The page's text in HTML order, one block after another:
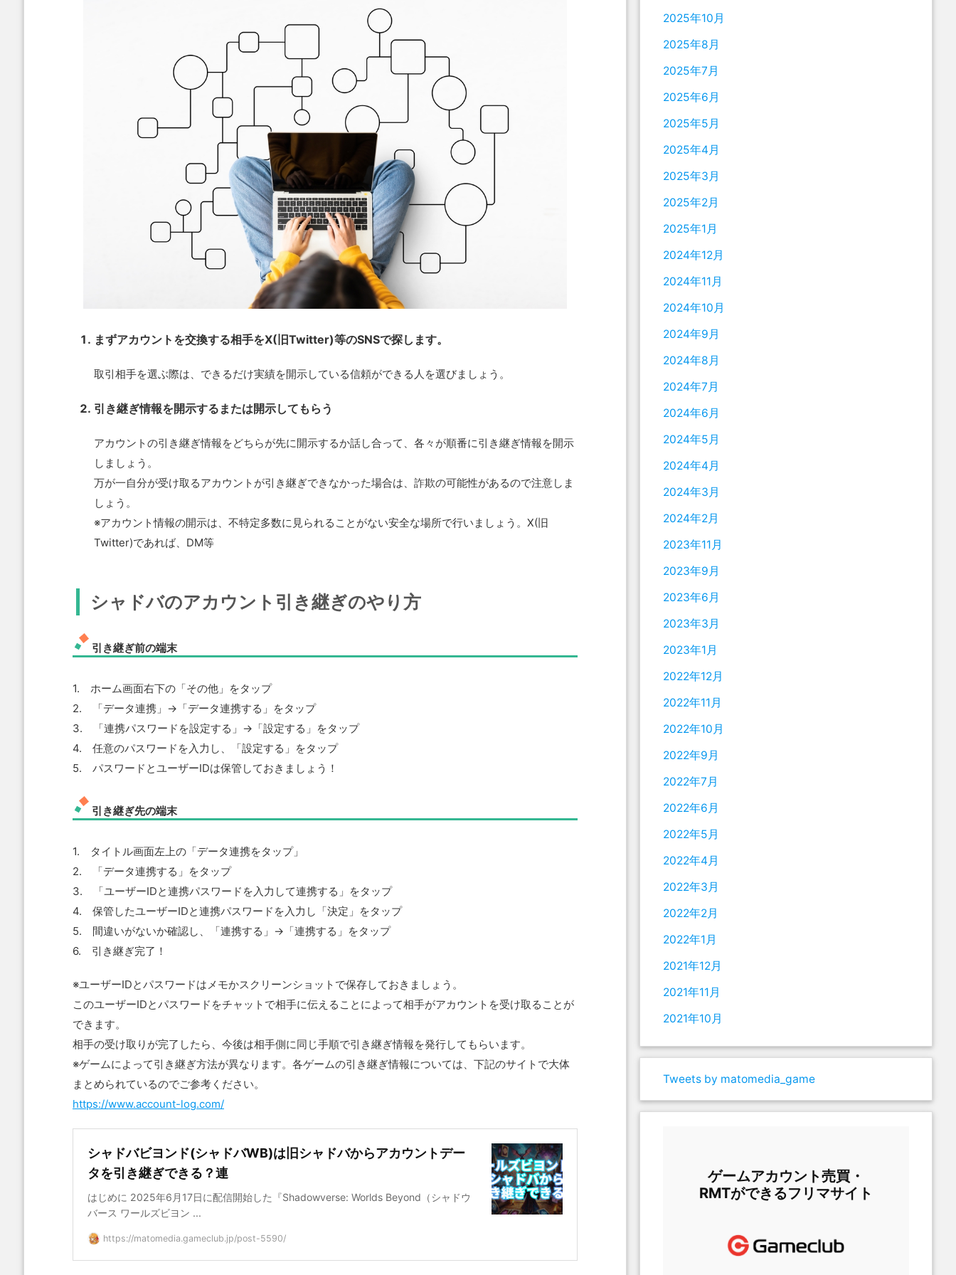
まずアカウントを交換する相手をX(旧Twitter)等のSNSで探します。
取引相手を選ぶ際は、できるだけ実績を開示している信頼ができる人を選びましょう。
引き継ぎ情報を開示するまたは開示してもらう
アカウントの引き継ぎ情報をどちらが先に開示するか話し合って、各々が順番に引き継ぎ情報を開示
しましょう。
万が一自分が受け取るアカウントが引き継ぎできなかった場合は、詐欺の可能性があるので注意しま
しょう。
※アカウント情報の開示は、不特定多数に見られることがない安全な場所で行いましょう。X(旧
Twitter)であれば、DM等
シャドバのアカウント引き継ぎのやり方
引き継ぎ前の端末
1. ホーム画面右下の「その他」をタップ
2. 「データ連携」→「データ連携する」をタップ
3. 「連携パスワードを設定する」→「設定する」をタップ
4. 任意のパスワードを入力し、「設定する」をタップ
5. パスワードとユーザーIDは保管しておきましょう！
引き継ぎ先の端末
1. タイトル画面左上の「データ連携をタップ」
2. 「データ連携する」をタップ
3. 「ユーザーIDと連携パスワードを入力して連携する」をタップ
4. 保管したユーザーIDと連携パスワードを入力し「決定」をタップ
5. 間違いがないか確認し、「連携する」→「連携する」をタップ
6. 引き継ぎ完了！
※ユーザーIDとパスワードはメモかスクリーンショットで保存しておきましょう。
このユーザーIDとパスワードをチャットで相手に伝えることによって相手がアカウントを受け取ることが
できます。
相手の受け取りが完了したら、今後は相手側に同じ手順で引き継ぎ情報を発行してもらいます。
※ゲームによって引き継ぎ方法が異なります。各ゲームの引き継ぎ情報については、下記のサイトで大体
まとめられているのでご参考ください。
https://www.account-log.com/
シャドバビヨンド(シャドバWB)は旧シャドバからアカウントデー
タを引き継ぎできる？連
はじめに 2025年6月17日に配信開始した『Shadowverse: Worlds Beyond（シャドウ
バース ワールズビヨン ...
https://matomedia.gameclub.jp/post-5590/
2025年10月
2025年8月
2025年7月
2025年6月
2025年5月
2025年4月
2025年3月
2025年2月
2025年1月
2024年12月
2024年11月
2024年10月
2024年9月
2024年8月
2024年7月
2024年6月
2024年5月
2024年4月
2024年3月
2024年2月
2023年11月
2023年9月
2023年6月
2023年3月
2023年1月
2022年12月
2022年11月
2022年10月
2022年9月
2022年7月
2022年6月
2022年5月
2022年4月
2022年3月
2022年2月
2022年1月
2021年12月
2021年11月
2021年10月
Tweets by matomedia_game
ゲームアカウント売買・
RMTができるフリマサイト